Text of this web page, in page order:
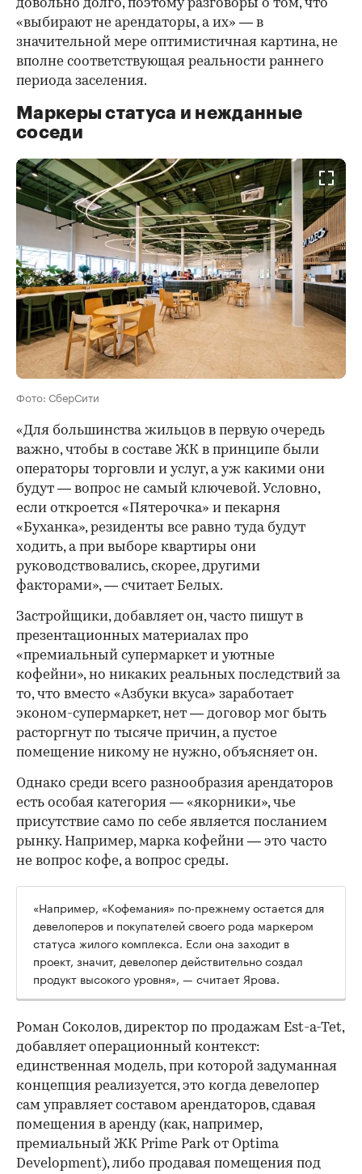
довольно долго, поэтому разговоры о том, что
«выбирают не арендаторы, а их» — в
значительной мере оптимистичная картина, не
вполне соответствующая реальности раннего
периода заселения.
Маркеры статуса и нежданные
соседи
Фото: СберСити
«Для большинства жильцов в первую очередь
важно, чтобы в составе ЖК в принципе были
операторы торговли и услуг, а уж какими они
будут — вопрос не самый ключевой. Условно,
если откроется «Пятерочка» и пекарня
«Буханка», резиденты все равно туда будут
ходить, а при выборе квартиры они
руководствовались, скорее, другими
факторами», — считает Белых.
Застройщики, добавляет он, часто пишут в
презентационных материалах про
«премиальный супермаркет и уютные
кофейни», но никаких реальных последствий за
то, что вместо «Азбуки вкуса» заработает
эконом-супермаркет, нет — договор мог быть
расторгнут по тысяче причин, а пустое
помещение никому не нужно, объясняет он.
Однако среди всего разнообразия арендаторов
есть особая категория — «якорники», чье
присутствие само по себе является посланием
рынку. Например, марка кофейни — это часто
не вопрос кофе, а вопрос среды.
«Например, «Кофемания» по-прежнему остается для
девелоперов и покупателей своего рода маркером
статуса жилого комплекса. Если она заходит в
проект, значит, девелопер действительно создал
продукт высокого уровня», — считает Ярова.
Роман Соколов, директор по продажам Est-a-Tet,
добавляет операционный контекст:
единственная модель, при которой задуманная
концепция реализуется, это когда девелопер
сам управляет составом арендаторов, сдавая
помещения в аренду (как, например,
премиальный ЖК Prime Park от Optima
Development), либо продавая помещения под